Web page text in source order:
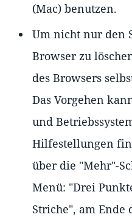
(Mac) benutzen.
Um nicht nur den
Browser zu
des Browsers
Das Vorgehen
und
Hilfestellungen
über die "Mehr"-
Menü: "Drei
Striche", am Ende